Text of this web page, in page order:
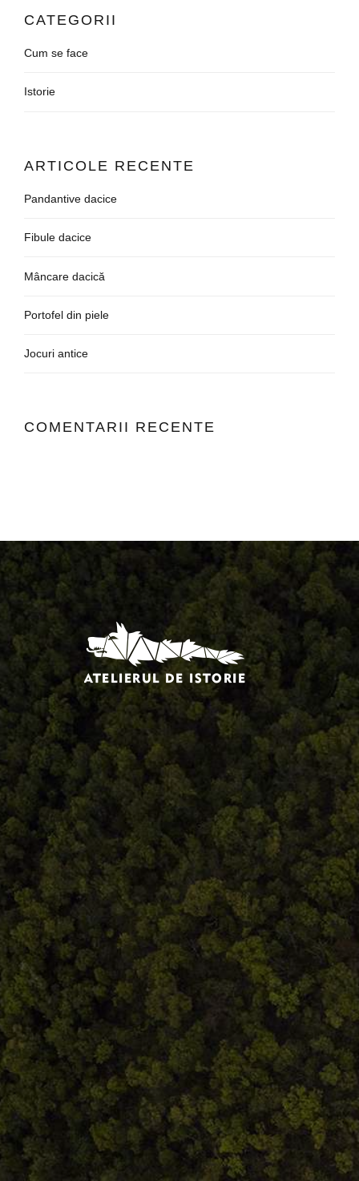
CATEGORII
Cum se face
Istorie
ARTICOLE RECENTE
Pandantive dacice
Fibule dacice
Mâncare dacică
Portofel din piele
Jocuri antice
COMENTARII RECENTE
Comandă, plată, livrare
Întreținere produse
Facebook.com/atelieruldeistorie
Contact@atelieruldeistorie.ro
0748.884.543
Termeni și condiții
ANPC
Home Despre noi Produse
Contact
Termeni și condiții
S.C. Atelierul de istorie SRL
J12/419/2016
CIF 35566674
RO48ROIN4021ZZ6H9WDUW2T2 Salt Bank